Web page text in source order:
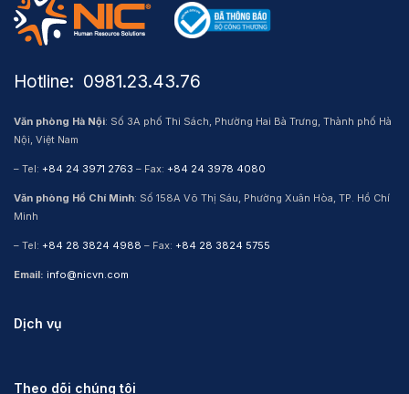
Hotline: ​ 0981.23.43.76
Văn phòng Hà Nội: Số 3A phố Thi Sách, Phường Hai Bà Trưng, Thành phố Hà
Nội, Việt Nam
– Tel: +84 24 3971 2763 – Fax: +84 24 3978 4080
Văn phòng Hồ Chí Minh: Số 158A Võ Thị Sáu, Phường Xuân Hòa, TP. Hồ Chí
Minh
– Tel: +84 28 3824 4988 – Fax: +84 28 3824 5755
Email: info@nicvn.com
Dịch vụ
Theo dõi chúng tôi